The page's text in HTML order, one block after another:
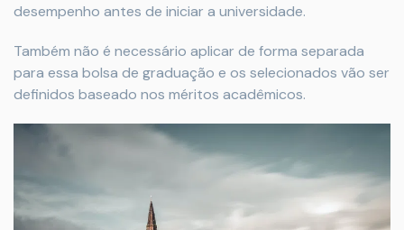
desempenho antes de iniciar a universidade.
Também não é necessário aplicar de forma separada
para essa bolsa de graduação e os selecionados vão ser
definidos baseado nos méritos acadêmicos.